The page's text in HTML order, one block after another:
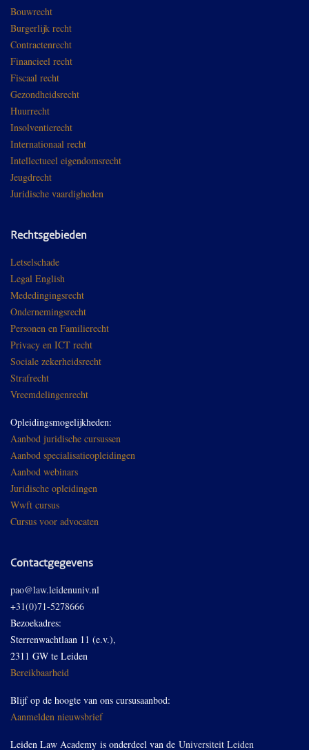
Bouwrecht
Burgerlijk recht
Contractenrecht
Financieel recht
Fiscaal recht
Gezondheidsrecht
Huurrecht
Insolventierecht
Internationaal recht
Intellectueel eigendomsrecht
Jeugdrecht
Juridische vaardigheden
Rechtsgebieden
Letselschade
Legal English
Mededingingsrecht
Ondernemingsrecht
Personen en Familierecht
Privacy en ICT recht
Sociale zekerheidsrecht
Strafrecht
Vreemdelingenrecht
Opleidingsmogelijkheden:
Aanbod juridische cursussen
Aanbod specialisatieopleidingen
Aanbod webinars
Juridische opleidingen
Wwft cursus
Cursus voor advocaten
Contactgegevens
pao@law.leidenuniv.nl
+31(0)71-5278666
Bezoekadres:
Sterrenwachtlaan 11 (e.v.),
2311 GW te Leiden
Bereikbaarheid
Blijf op de hoogte van ons cursusaanbod:
Aanmelden nieuwsbrief
Leiden Law Academy is onderdeel van de Universiteit Leiden